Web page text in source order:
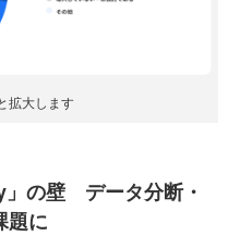
拡大します
」の壁 データ分断・
題に